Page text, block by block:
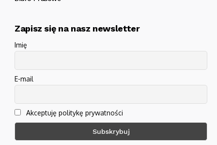
Zapisz się na nasz newsletter
Imię
E-mail
Akceptuję politykę prywatności